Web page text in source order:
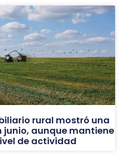
rural mostró una
junio, aunque mantiene
de actividad